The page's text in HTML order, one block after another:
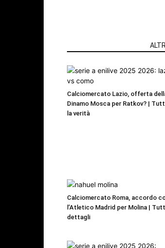
Calciomercato Lazio, offerta
Dinamo Mosca per Ratkov? |
la verità
Calciomercato Roma, accordo
l’Atletico Madrid per Molina |
dettagli